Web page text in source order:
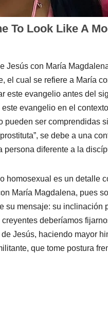
Jesús con María
el cual se refiere a María
este evangelio antes del
evangelio en el
pueden ser comprendidas
se debe a una
persona diferente a la
homosexual es un detalle
María Magdalena, pues
su mensaje: su inclinación
deberíamos
Jesús, haciendo mayor
que tome postura